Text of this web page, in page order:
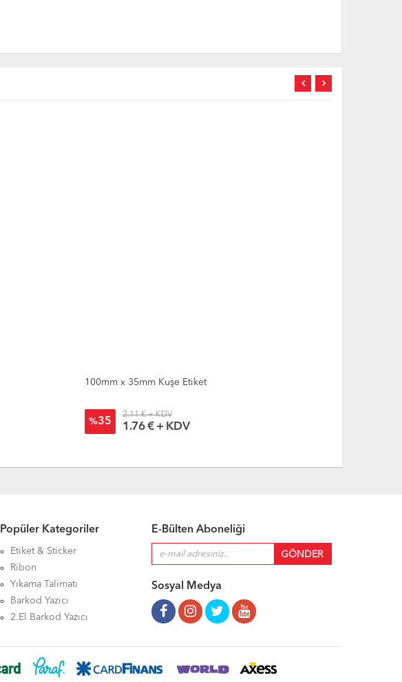
100mm x 35mm Kuşe Etiket
%35
2.11 € + KDV
1.76 € + KDV
Popüler Kategoriler
Etiket & Sticker
Ribon
Yıkama Talimatı
Barkod Yazıcı
2.El Barkod Yazıcı
E-Bülten Aboneliği
Sosyal Medya